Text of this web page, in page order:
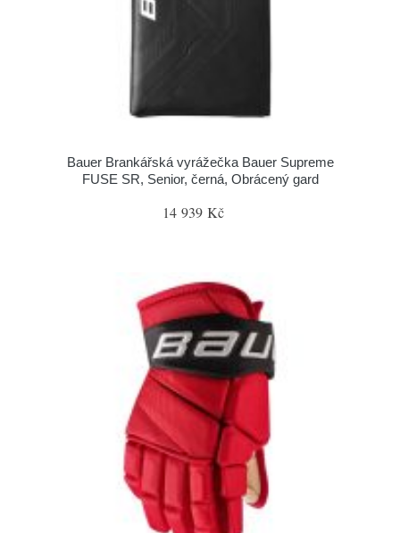
Bauer Brankářská vyrážečka Bauer Supreme
FUSE SR, Senior, černá, Obrácený gard
14 939 Kč